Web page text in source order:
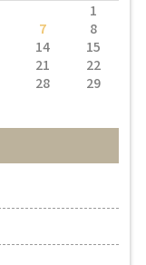
1
7
8
14
15
21
22
28
29